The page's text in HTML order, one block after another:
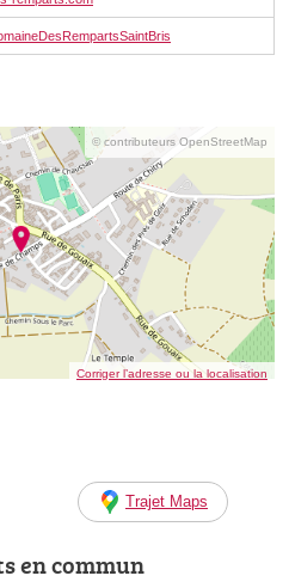
© contributeurs OpenStreetMap
Corriger l’adresse ou la localisation
Trajet Maps
en commun